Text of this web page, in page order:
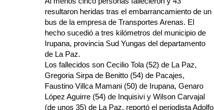
resultaron heridas tras el embarrancamiento de un
bus de la empresa de Transportes Arenas. El
hecho sucedió a tres kilómetros del municipio de
Irupana, provincia Sud Yungas del departamento
de La Paz.
Los fallecidos son Cecilio Tola (52) de La Paz,
Gregoria Sirpa de Benitto (54) de Pacajes,
Faustino Villca Mamani (50) de Irupana, Genaro
López Aguirre (54) de Inquisivi y Wilson Carvajal
(de unos 35) de La Paz, reportó el periodista Adolfo